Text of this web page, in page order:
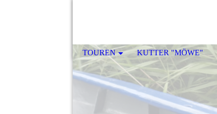
TOUREN KUTTER "MÖWE"